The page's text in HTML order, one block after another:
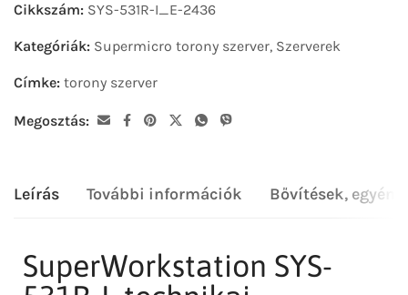
Cikkszám: SYS-531R-I_E-2436
Kategóriák: Supermicro torony szerver, Szerverek
Címke: torony szerver
Megosztás:
Leírás További információk Bővítések,
SuperWorkstation SYS-